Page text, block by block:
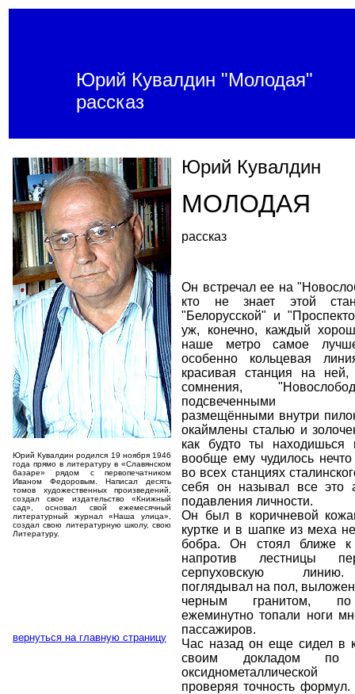
Юрий Кувалдин "Молодая"
рассказ
Юрий Кувалдин родился 19 ноября 1946
года прямо в литературу в «Славянском
базаре» рядом с первопечатником
Иваном Федоровым. Написал десять
томов художественных произведений,
создал свое издательство «Книжный
сад», основал свой ежемесячный
литературный журнал «Наша улица»,
создал свою литературную школу, свою
Литературу.
вернуться на главную страницу
Юрий Кувалдин
МОЛОДАЯ
рассказ
Он встречал ее на
кто не знает этой
"Белорусской" и
уж, конечно, каждый
наше метро самое
особенно кольцевая
красивая станция на ней,
сомнения,
подсвеченными
размещёнными внутри
окаймлены сталью и
как будто ты
вообще ему чудилось нечто
во всех станциях
себя он называл все это
подавления личности.
Он был в коричневой
куртке и в шапке из меха
бобра. Он стоял ближе к
напротив лестницы
серпуховскую
поглядывал на пол,
черным гранитом, по
ежеминутно топали ноги
пассажиров.
Час назад он еще сидел в
своим докладом по
проверяя точность